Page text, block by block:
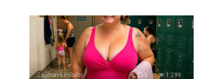
Zajímavé Příběhy 0 1 299